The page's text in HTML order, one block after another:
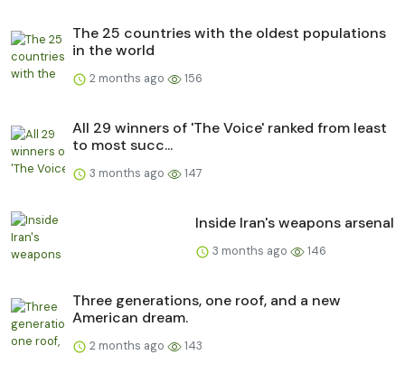
The 25 countries with the oldest populations
in the world
2 months ago 156
All 29 winners of 'The Voice' ranked from least
to most succ...
3 months ago 147
Inside Iran's weapons arsenal
3 months ago 146
Three generations, one roof, and a new
American dream.
2 months ago 143